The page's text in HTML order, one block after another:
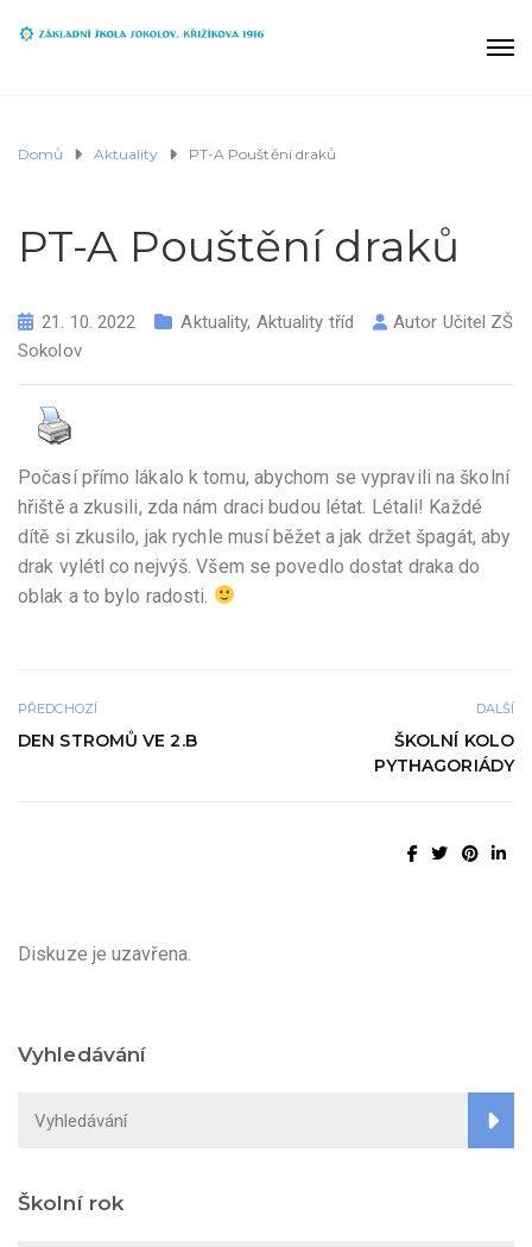
Domů Aktuality PT-A Pouštění draků
PT-A Pouštění draků
21. 10. 2022 Aktuality, Aktuality tříd Autor Učitel ZŠ
Sokolov
Počasí přímo lákalo k tomu, abychom se vypravili na školní
hřiště a zkusili, zda nám draci budou létat. Létali! Každé
dítě si zkusilo, jak rychle musí běžet a jak držet špagát, aby
drak vylétl co nejvýš. Všem se povedlo dostat draka do
oblak a to bylo radosti.
PŘEDCHOZÍ
DEN STROMŮ VE 2.B
DALŠÍ
ŠKOLNÍ KOLO
PYTHAGORIÁDY
Diskuze je uzavřena.
Vyhledávání
Školní rok